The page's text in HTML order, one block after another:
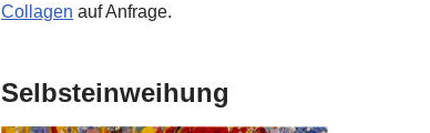
Collagen auf Anfrage.
Selbsteinweihung